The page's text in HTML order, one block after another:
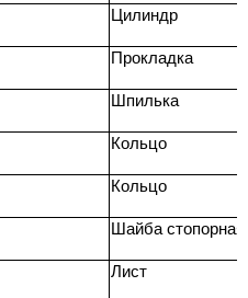
Цилиндр
Прокладка
Шпилька
Кольцо
Кольцо
Шайба стопорная
Лист